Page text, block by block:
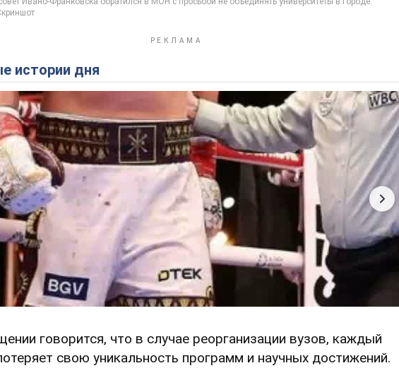
истории дня
говорится, что в случае реорганизации вузов, каждый
свою уникальность программ и научных достижений.